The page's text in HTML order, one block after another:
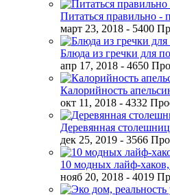
Питаться правильно -
март 23, 2018 - 5400
Блюда из гречки для
апр 17, 2018 - 4650
Калорийность
окт 11, 2018 - 4332
Деревянная
дек 25, 2019 - 3566
10 модных лайф-
нояб 20, 2018 - 4019